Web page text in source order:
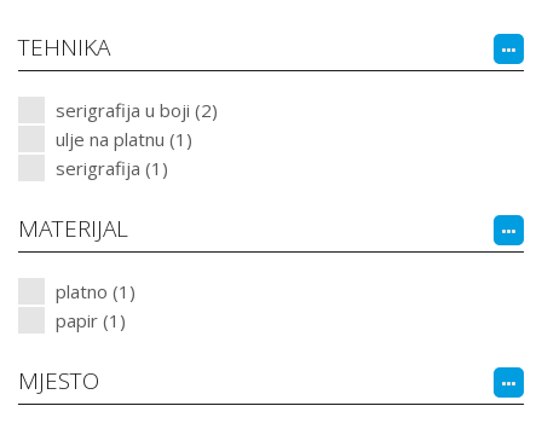
TEHNIKA
serigrafija u boji (2)
ulje na platnu (1)
serigrafija (1)
MATERIJAL
platno (1)
papir (1)
MJESTO